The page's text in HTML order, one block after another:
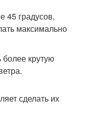
45 градусов,
максимально
более крутую
сделать их